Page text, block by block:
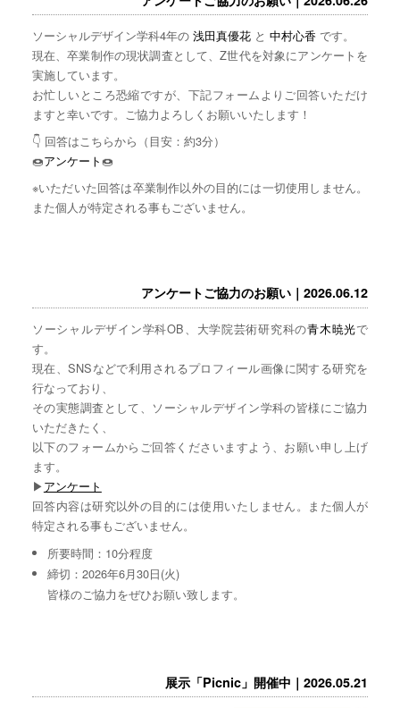
ソーシャルデザイン学科4年の 浅田真優花と 中村心香 です。
現在、卒業制作の現状調査として、Z世代を対象にアンケートを
実施しています。
お忙しいところ恐縮ですが、下記フォームよりご回答いただけ
ますと幸いです。ご協力よろしくお願いいたします！
👇 回答はこちらから（目安：約3分）
🍩アンケート🍩
※いただいた回答は卒業制作以外の目的には一切使用しません。
また個人が特定される事もございません。
アンケートご協力のお願い｜2026.06.12
ソーシャルデザイン学科OB、大学院芸術研究科の青木暁光で
す。
現在、SNSなどで利用されるプロフィール画像に関する研究を
行なっており、
その実態調査として、ソーシャルデザイン学科の皆様にご協力
いただきたく、
以下のフォームからご回答くださいますよう、お願い申し上げ
ます。
▶︎アンケート
回答内容は研究以外の目的には使用いたしません。また個人が
特定される事もございません。
所要時間：10分程度
締切：2026年6月30日(火)
皆様のご協力をぜひお願い致します。
展示「Picnic」開催中｜2026.05.21